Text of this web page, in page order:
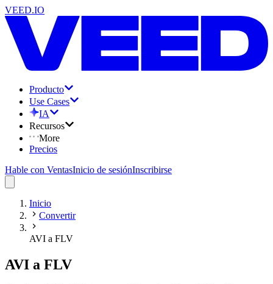
VEED.IO
Producto
Use Cases
IA
Recursos
More
Precios
Hable con VentasInicio de sesiónInscribirse
Inicio
Convertir
AVI a FLV
AVI a FLV